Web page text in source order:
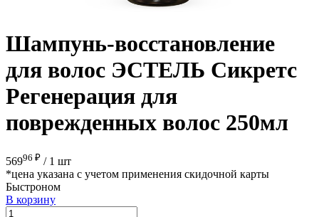
Шампунь-восстановление
для волос ЭСТЕЛЬ Сикретс
Регенерация для
поврежденных волос 250мл
56996 ₽ / 1 шт
*цена указана с учетом применения скидочной карты
Быстроном
В корзину